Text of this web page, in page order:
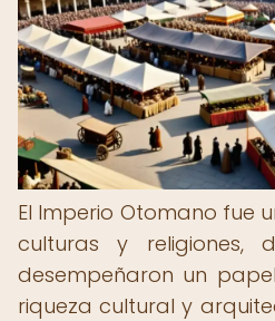
El Imperio Otomano fue
culturas y religiones,
desempeñaron un
riqueza cultural y